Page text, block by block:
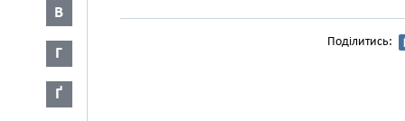
В
Г
Ґ
Поділитись: